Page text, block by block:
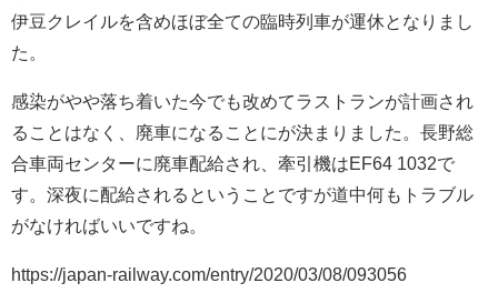
伊豆クレイルを含めほぼ全ての臨時列車が運休となりまし
た。
感染がやや落ち着いた今でも改めてラストランが計画され
ることはなく、廃車になることにが決まりました。長野総
合車両センターに廃車配給され、牽引機はEF64 1032で
す。深夜に配給されるということですが道中何もトラブル
がなければいいですね。
https://japan-railway.com/entry/2020/03/08/093056